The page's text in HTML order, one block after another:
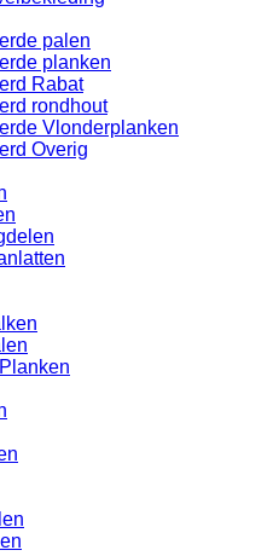
palen
planken
Rabat
rondhout
Vlonderplanken
Overig